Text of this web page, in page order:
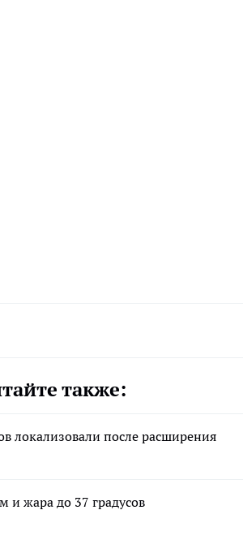
также:
локализовали после расширения
и жара до 37 градусов